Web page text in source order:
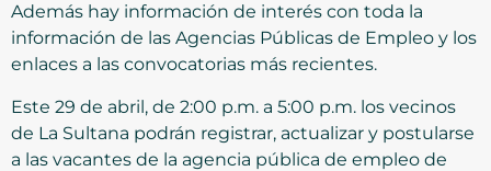
Además hay información de interés con toda la
información de las Agencias Públicas de Empleo y los
enlaces a las convocatorias más recientes.
Este 29 de abril, de 2:00 p.m. a 5:00 p.m. los vecinos
de La Sultana podrán registrar, actualizar y postularse
a las vacantes de la agencia pública de empleo de